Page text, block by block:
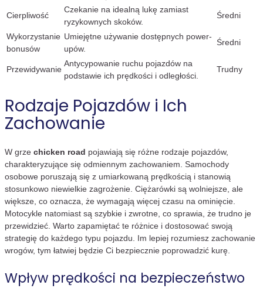
Cierpliwość
Czekanie na idealną lukę zamiast
ryzykownych skoków.
Średni
Wykorzystanie
bonusów
Umiejętne używanie dostępnych power-
upów.
Średni
Przewidywanie
Antycypowanie ruchu pojazdów na
podstawie ich prędkości i odległości.
Trudny
Rodzaje Pojazdów i Ich
Zachowanie
W grze chicken road pojawiają się różne rodzaje pojazdów,
charakteryzujące się odmiennym zachowaniem. Samochody
osobowe poruszają się z umiarkowaną prędkością i stanowią
stosunkowo niewielkie zagrożenie. Ciężarówki są wolniejsze, ale
większe, co oznacza, że wymagają więcej czasu na ominięcie.
Motocykle natomiast są szybkie i zwrotne, co sprawia, że trudno je
przewidzieć. Warto zapamiętać te różnice i dostosować swoją
strategię do każdego typu pojazdu. Im lepiej rozumiesz zachowanie
wrogów, tym łatwiej będzie Ci bezpiecznie poprowadzić kurę.
Wpływ prędkości na bezpieczeństwo